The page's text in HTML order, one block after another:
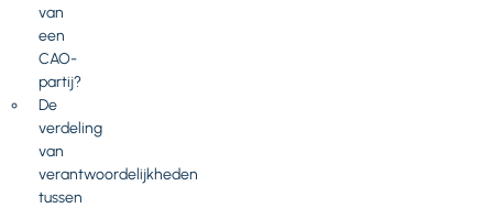
van
een
CAO-
partij?
De
verdeling
van
verantwoordelijkheden
tussen